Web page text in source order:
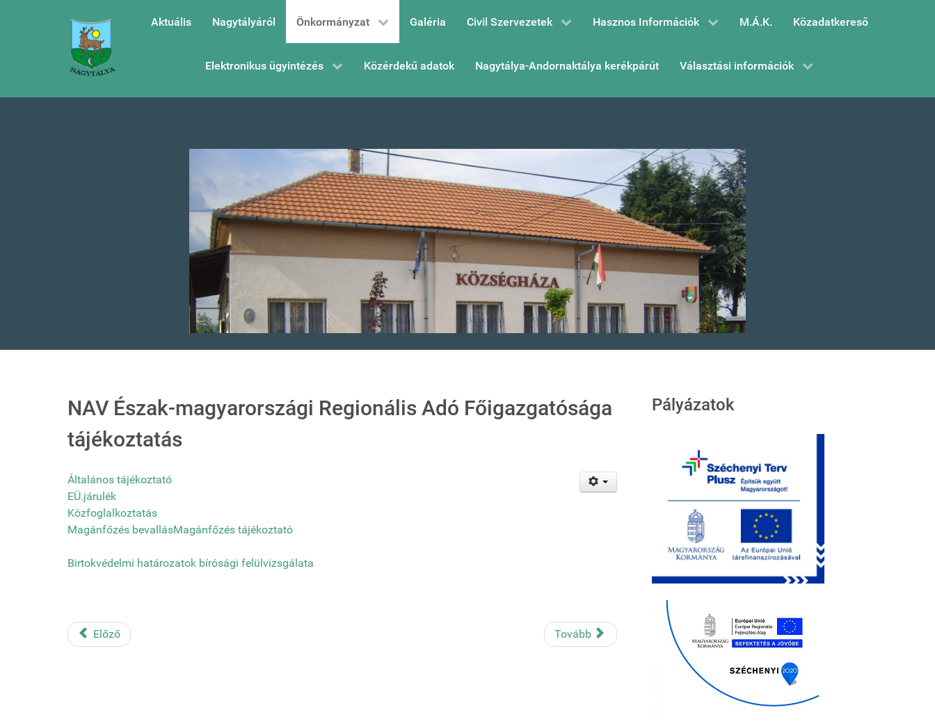
Aktuális Nagytályáról Önkormányzat Galéria Civil Szervezetek Hasznos Információk M.Á.K. Közadatkereső
Elektronikus ügyintézés Közérdekű adatok Nagytálya-Andornaktálya kerékpárút Választási információk
NAV Észak-magyarországi Regionális Adó Főigazgatósága
tájékoztatás
Általános tájékoztató
EÜ.járulék
Közfoglalkoztatás
Magánfőzés bevallásMagánfőzés tájékoztató
Birtokvédelmi határozatok bírósági felülvizsgálata
Előző Tovább
Pályázatok